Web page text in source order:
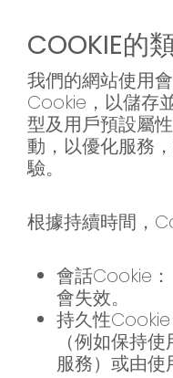
COOKIE的
我們的網站使用
Cookie，以儲存
型及用戶預設屬
動，以優化服務
驗。
根據持續時間，
會話Cookie
會失效。
持久性
（例如保持
服務）或由使